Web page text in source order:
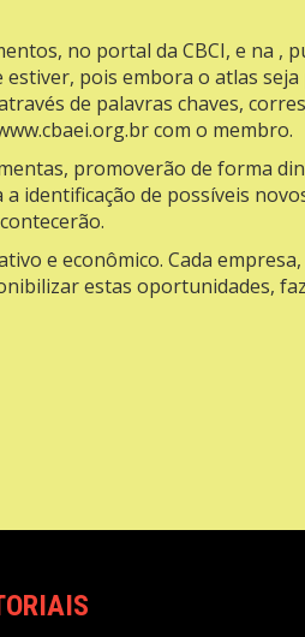
no portal da CBCI, e na ,
pois embora o atlas
de palavras chaves,
com o membro.
promoverão de forma
identificação de possíveis
e econômico. Cada
estas oportunidades,